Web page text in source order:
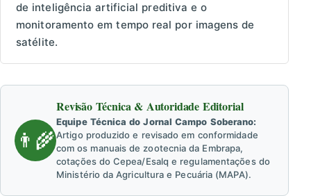
de inteligência artificial preditiva e o
monitoramento em tempo real por imagens de
satélite.
👨‍🌾
Revisão Técnica & Autoridade Editorial
Equipe Técnica do Jornal Campo Soberano:
Artigo produzido e revisado em conformidade
com os manuais de zootecnia da Embrapa,
cotações do Cepea/Esalq e regulamentações do
Ministério da Agricultura e Pecuária (MAPA).